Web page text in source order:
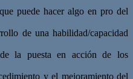
puede hacer algo en pro del
de una habilidad/capacidad
la puesta en acción de los
y el mejoramiento del